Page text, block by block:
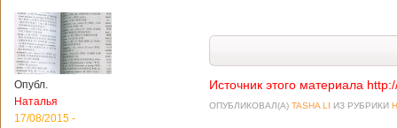
Опубл.
Наталья
17/08/2015 -
Источник этого материала
ОПУБЛИКОВАЛ(А) TASHA LI ИЗ РУБРИКИ